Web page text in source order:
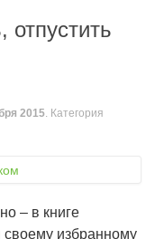
отпустить
2015. Категория
– в книге
своему избранному